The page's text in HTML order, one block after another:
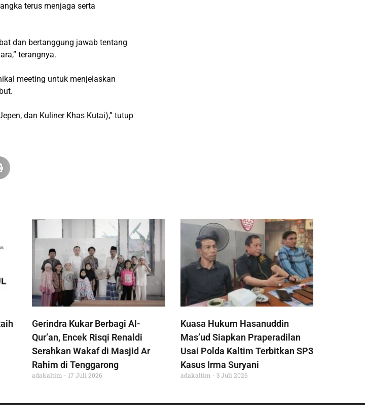
terus menjaga serta
dan bertanggung jawab tentang
terangnya.
meeting untuk menjelaskan
dan Kuliner Khas Kutai),” tutup
Gerindra Kukar Berbagi Al-
Qur’an, Encek Risqi Renaldi
Serahkan Wakaf di Masjid Ar
Rahim di Tenggarong
adakaltim 17 Juli 2026
Kuasa Hukum Hasanuddin
Mas’ud Siapkan Praperadilan
Usai Polda Kaltim Terbitkan SP3
Kasus Irma Suryani
adakaltim 3 Juli 2026